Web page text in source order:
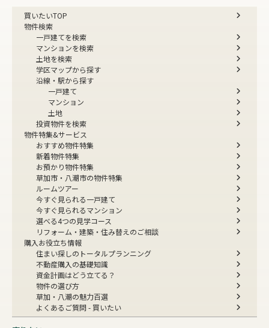
買いたいTOP
物件検索
一戸建てを検索
マンションを検索
土地を検索
学区マップから探す
沿線・駅から探す
一戸建て
マンション
土地
投資物件を検索
物件特集&サービス
おすすめ物件特集
新着物件特集
お預かり物件特集
草加市・八潮市の物件特集
ルームツアー
今すぐ見られる一戸建て
今すぐ見られるマンション
選べる4つの見学コース
リフォーム・建築・住み替えのご相談
購入お役立ち情報
住まい探しのトータルプランニング
不動産購入の基礎知識
資金計画はどう立てる？
物件の選び方
草加・八潮の魅力百選
よくあるご質問 - 買いたい